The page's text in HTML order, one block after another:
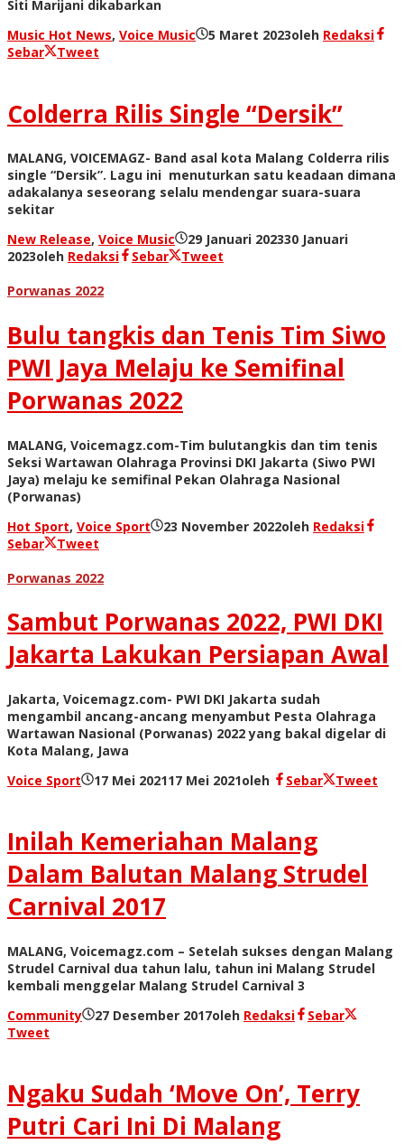
Siti Marijani dikabarkan
Music Hot News, Voice Music 5 Maret 2023oleh Redaksi
Sebar
Tweet
Colderra Rilis Single “Dersik”
MALANG, VOICEMAGZ- Band asal kota Malang Colderra rilis
single “Dersik”. Lagu ini menuturkan satu keadaan dimana
adakalanya seseorang selalu mendengar suara-suara
sekitar
New Release, Voice Music 29 Januari 202330 Januari
2023oleh Redaksi Sebar
Tweet
Porwanas 2022
Bulu tangkis dan Tenis Tim Siwo
PWI Jaya Melaju ke Semifinal
Porwanas 2022
MALANG, Voicemagz.com-Tim bulutangkis dan tim tenis
Seksi Wartawan Olahraga Provinsi DKI Jakarta (Siwo PWI
Jaya) melaju ke semifinal Pekan Olahraga Nasional
(Porwanas)
Hot Sport, Voice Sport 23 November 2022oleh Redaksi
Sebar
Tweet
Porwanas 2022
Sambut Porwanas 2022, PWI DKI
Jakarta Lakukan Persiapan Awal
Jakarta, Voicemagz.com- PWI DKI Jakarta sudah
mengambil ancang-ancang menyambut Pesta Olahraga
Wartawan Nasional (Porwanas) 2022 yang bakal digelar di
Kota Malang, Jawa
Voice Sport
17 Mei 202117 Mei 2021oleh Sebar Tweet
Inilah Kemeriahan Malang
Dalam Balutan Malang Strudel
Carnival 2017
MALANG, Voicemagz.com – Setelah sukses dengan Malang
Strudel Carnival dua tahun lalu, tahun ini Malang Strudel
kembali menggelar Malang Strudel Carnival 3
Community
27 Desember 2017oleh Redaksi
Sebar
Tweet
Ngaku Sudah ‘Move On’, Terry
Putri Cari Ini Di Malang